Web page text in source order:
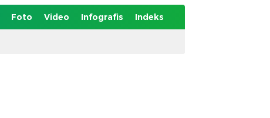
Foto Video Infografis Indeks